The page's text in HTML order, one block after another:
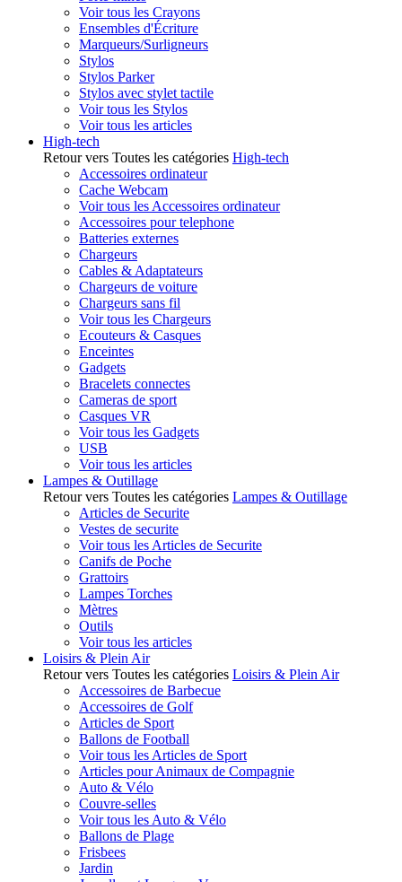
Voir tous les Crayons
Ensembles d'Écriture
Marqueurs/Surligneurs
Stylos
Stylos Parker
Stylos avec stylet tactile
Voir tous les Stylos
Voir tous les articles
High-tech
Retour vers Toutes les catégories High-tech
Accessoires ordinateur
Cache Webcam
Voir tous les Accessoires ordinateur
Accessoires pour telephone
Batteries externes
Chargeurs
Cables & Adaptateurs
Chargeurs de voiture
Chargeurs sans fil
Voir tous les Chargeurs
Ecouteurs & Casques
Enceintes
Gadgets
Bracelets connectes
Cameras de sport
Casques VR
Voir tous les Gadgets
USB
Voir tous les articles
Lampes & Outillage
Retour vers Toutes les catégories Lampes & Outillage
Articles de Securite
Vestes de securite
Voir tous les Articles de Securite
Canifs de Poche
Grattoirs
Lampes Torches
Mètres
Outils
Voir tous les articles
Loisirs & Plein Air
Retour vers Toutes les catégories Loisirs & Plein Air
Accessoires de Barbecue
Accessoires de Golf
Articles de Sport
Ballons de Football
Voir tous les Articles de Sport
Articles pour Animaux de Compagnie
Auto & Vélo
Couvre-selles
Voir tous les Auto & Vélo
Ballons de Plage
Frisbees
Jardin